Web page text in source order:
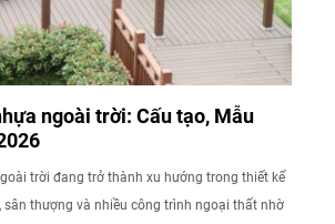
ngoài trời: Cấu tạo, Mẫu
trời đang trở thành xu hướng trong thiết kế
sân thượng và nhiều công trình ngoại thất nhờ